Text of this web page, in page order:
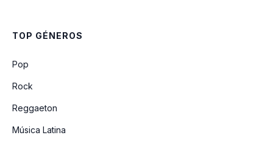
TOP GÉNEROS
Pop
Rock
Reggaeton
Música Latina